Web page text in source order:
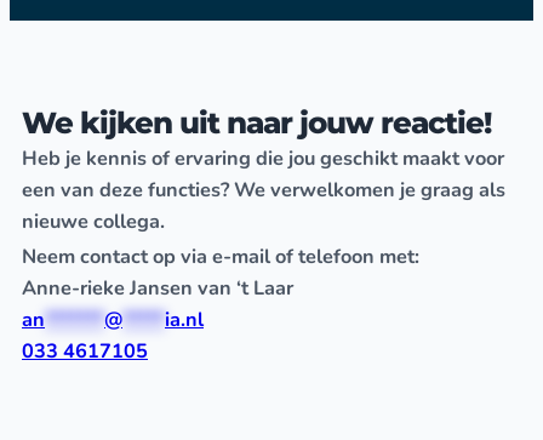
We kijken uit naar jouw reactie!
Heb je kennis of ervaring die jou geschikt maakt voor
een van deze functies? We verwelkomen je graag als
nieuwe collega.
Neem contact op via e-mail of telefoon met:
Anne-rieke Jansen van ‘t Laar
an ******* @ ***** ia.nl
033 4617105